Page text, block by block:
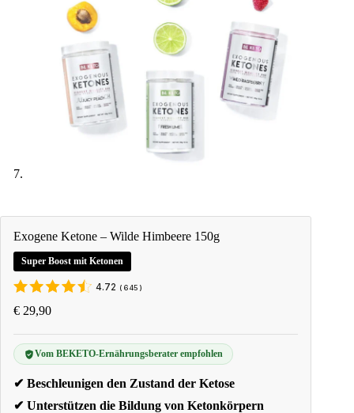
Exogene Ketone – Wilde Himbeere 150g
Super Boost mit Ketonen
4.72 ( 645 )
€ 29,90
Vom BEKETO-Ernährungsberater empfohlen
✔ Beschleunigen den Zustand der Ketose
✔ Unterstützen die Bildung von Ketonkörpern